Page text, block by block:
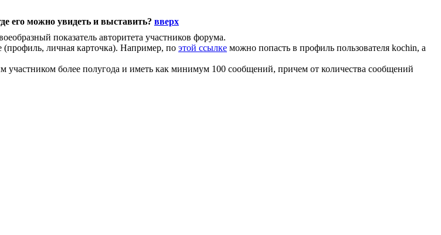
его можно увидеть и выставить? вверх
показатель авторитета участников форума.
личная карточка). Например, по этой ссылке можно попасть в профиль пользователя kochin, а
более полугода и иметь как минимум 100 сообщений, причем от количества сообщений